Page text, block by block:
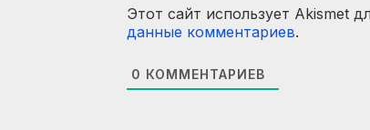
Этот сайт использует Akismet
данные комментариев.
0 КОММЕНТАРИЕВ